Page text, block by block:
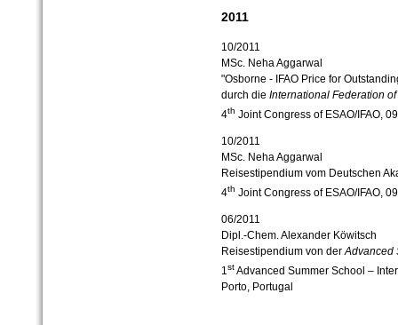
2011
10/2011
MSc. Neha Aggarwal
"Osborne - IFAO Price for
durch die International Federation
4th Joint Congress of ESAO/IFAO,
10/2011
MSc. Neha Aggarwal
Reisestipendium vom Deutschen
4th Joint Congress of ESAO/IFAO,
06/2011
Dipl.-Chem. Alexander Köwitsch
Reisestipendium von derAdvanced
1stAdvanced Summer School –
Porto, Portugal